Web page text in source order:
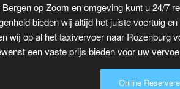
op Zoom en omgeving kunt u 24/7
bieden wij altijd het juiste voertuig
wij op al het taxivervoer naar Rozenburg
een vaste prijs bieden voor uw
Online